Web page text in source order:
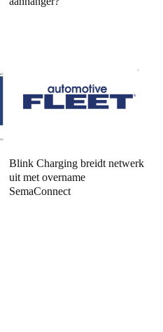
Blink Charging breidt netwerk
uit met overname
SemaConnect